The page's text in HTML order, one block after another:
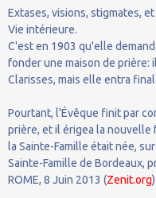
Extases, visions, stigmates,
Vie intérieure.
C'est en 1903 qu'elle
fonder une maison de prière:
Clarisses, mais elle entra
Pourtant, l'Évêque finit par
prière, et il érigea la nouvelle
la Sainte-Famille était née,
Sainte-Famille de Bordeaux,
ROME, 8 Juin 2013 (Zenit.org)